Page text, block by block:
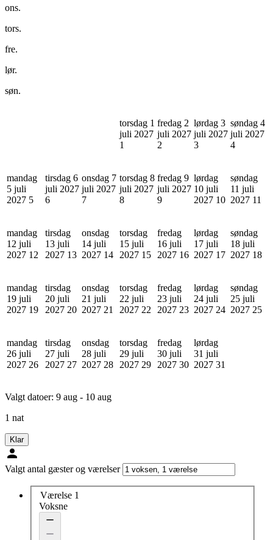
ons.
tors.
fre.
lør.
søn.
torsdag 1
juli 2027
1
fredag 2
juli 2027
2
lørdag 3
juli 2027
3
søndag 4
juli 2027
4
mandag
5 juli
2027 5
tirsdag 6
juli 2027
6
onsdag 7
juli 2027
7
torsdag 8
juli 2027
8
fredag 9
juli 2027
9
lørdag
10 juli
2027 10
søndag
11 juli
2027 11
mandag
12 juli
2027 12
tirsdag
13 juli
2027 13
onsdag
14 juli
2027 14
torsdag
15 juli
2027 15
fredag
16 juli
2027 16
lørdag
17 juli
2027 17
søndag
18 juli
2027 18
mandag
19 juli
2027 19
tirsdag
20 juli
2027 20
onsdag
21 juli
2027 21
torsdag
22 juli
2027 22
fredag
23 juli
2027 23
lørdag
24 juli
2027 24
søndag
25 juli
2027 25
mandag
26 juli
2027 26
tirsdag
27 juli
2027 27
onsdag
28 juli
2027 28
torsdag
29 juli
2027 29
fredag
30 juli
2027 30
lørdag
31 juli
2027 31
Valgt datoer: 9 aug - 10 aug
1 nat
Klar
Valgt antal gæster og værelser
Værelse 1
Voksne